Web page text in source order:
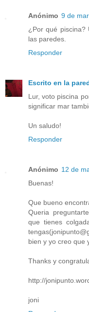
Anónimo 9 de
¿Por qué piscina?
las paredes.
Responder
Escrito en la
Lur, voto piscina
significar mar
Un saludo!
Responder
Anónimo 12 de
Buenas!
Que bueno
Queria
que tienes
bien y yo creo que
Thanks y
http://
joni